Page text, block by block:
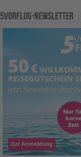
5vorFlug-Newsletter